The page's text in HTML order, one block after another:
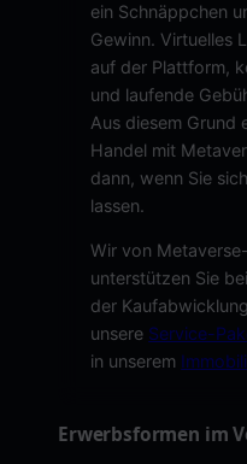
ein Schnäppchen
Gewinn. Virtuelles
auf der Plattform,
und laufende
Aus diesem Grund
Handel mit
dann, wenn Sie
lassen.
Wir von
unterstützen Sie
der
unsere Service-
in unserem
Erwerbsformen im